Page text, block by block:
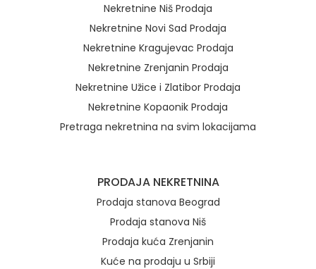
Nekretnine Niš Prodaja
Nekretnine Novi Sad Prodaja
Nekretnine Kragujevac Prodaja
Nekretnine Zrenjanin Prodaja
Nekretnine Užice i Zlatibor Prodaja
Nekretnine Kopaonik Prodaja
Pretraga nekretnina na svim lokacijama
PRODAJA NEKRETNINA
Prodaja stanova Beograd
Prodaja stanova Niš
Prodaja kuća Zrenjanin
Kuće na prodaju u Srbiji